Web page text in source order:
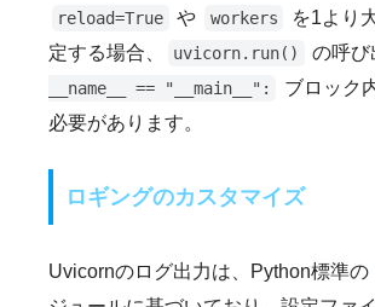
reload=True や workers
を1より
定する場合、
uvicorn.run() の呼び
__name__ == "__main__":
ブロック
必要があります。
ロギングのカスタマイズ
Uvicornのログ出力は、Python標準の